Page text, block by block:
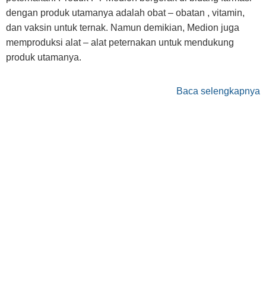
dengan produk utamanya adalah obat – obatan , vitamin,
dan vaksin untuk ternak. Namun demikian, Medion juga
memproduksi alat – alat peternakan untuk mendukung
produk utamanya.
Baca selengkapnya